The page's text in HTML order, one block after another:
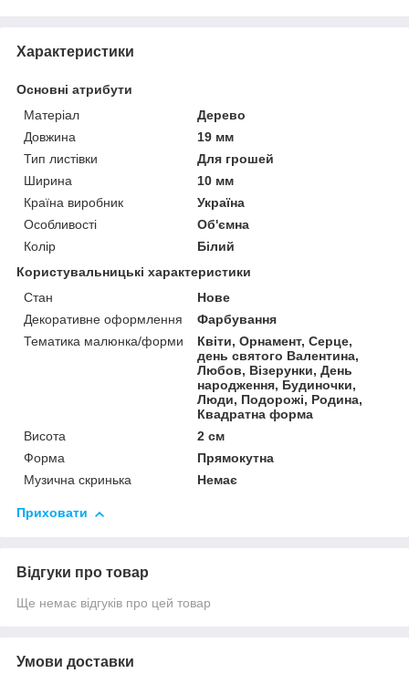
Характеристики
Основні атрибути
Матеріал
Дерево
Довжина
19 мм
Тип листівки
Для грошей
Ширина
10 мм
Країна виробник
Україна
Особливості
Об'ємна
Колір
Білий
Користувальницькі характеристики
Стан
Нове
Декоративне оформлення
Фарбування
Тематика малюнка/форми
Квіти, Орнамент, Серце,
день святого Валентина,
Любов, Візерунки, День
народження, Будиночки,
Люди, Подорожі, Родина,
Квадратна форма
Висота
2 см
Форма
Прямокутна
Музична скринька
Немає
Приховати
Відгуки про товар
Ще немає відгуків про цей товар
Умови доставки